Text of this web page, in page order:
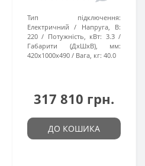
Тип підключення:
Електричний
Напруга, В:
220
Потужність, кВт: 3.3
Габарити (ДхШхВ), мм:
420x1000x490
Вага, кг: 40.0
317 810 грн.
ДО КОШИКА